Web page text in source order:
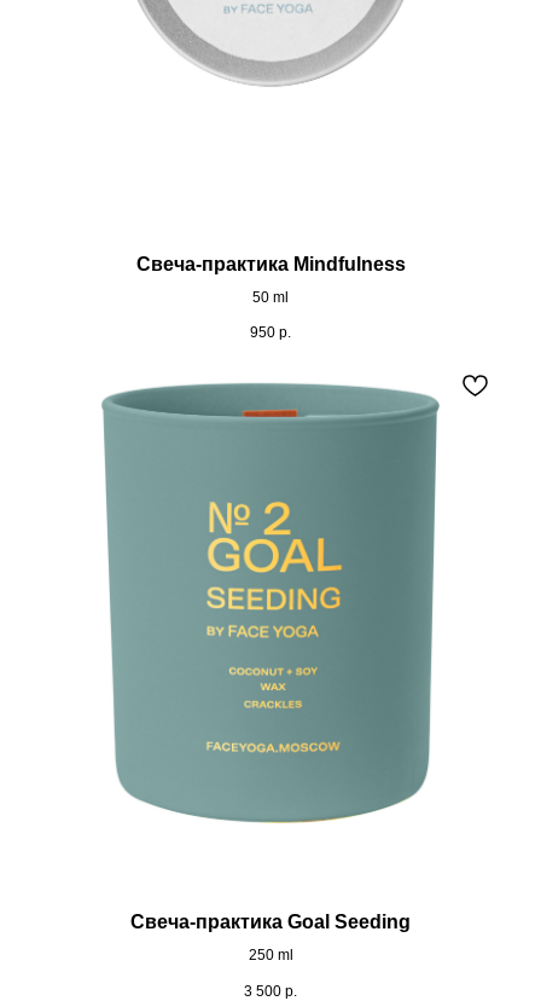
Свеча-практика Mindfulness
50 ml
950 р.
Свеча-практика Goal Seeding
250 ml
3 500 р.